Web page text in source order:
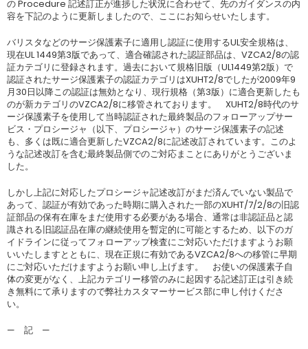
の Procedure 記述訂正が進捗した状況に合わせて、先のガイダンスの内
容を下記のように更新しましたので、ここにお知らせいたします。
バリスタなどのサージ保護素子に適用し認証に使用するUL安全規格は、
現在UL 1449第3版であって、適合確認された認証部品は、VZCA2/8の認
証カテゴリに登録されます。過去において規格旧版（UL1449第2版）で
認証されたサージ保護素子の認証カテゴリはXUHT2/8でしたが2009年9
月30日以降この認証は無効となり、現行規格（第3版）に適合更新したも
のが新カテゴリのVZCA2/8に移管されております。 XUHT2/8時代のサ
ージ保護素子を使用して当時認証された最終製品のフォローアップサー
ビス・プロシージャ（以下、プロシージャ）のサージ保護素子の記述
も、多くは既に適合更新したVZCA2/8に記述改訂されています。このよ
うな記述改訂を含む最終製品側でのご対応まことにありがとうございま
した。
しかし上記に対応したプロシージャ記述改訂がまだ済んでいない製品で
あって、認証が有効であった時期に購入された一部のXUHT/7/2/8の旧認
証部品の保有在庫をまだ使用する必要がある場合、通常は非認証品と認
識される旧認証品在庫の継続使用を暫定的に可能とするため、以下のガ
イドラインに従ってフォローアップ検査にご対応いただけますようお願
いいたしますとともに、現在正規に有効であるVZCA2/8への移管に早期
にご対応いただけますようお願い申し上げます。 お使いの保護素子自
体の変更がなく、上記カテゴリー移管のみに起因する記述訂正は引き続
き無料にて承りますので弊社カスタマーサービス部に申し付けくださ
い。
— 記 —